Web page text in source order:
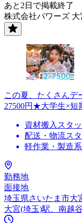
あと2日で掲載終了
株式会社パワーズ 大
この夏、たくさんデ
27500円★大学生×
資材搬入スタ
配送・物流ス
軽作業・製造系
勤務地
面接地
埼玉県さいたま市大
大宮(埼玉)駅、南越